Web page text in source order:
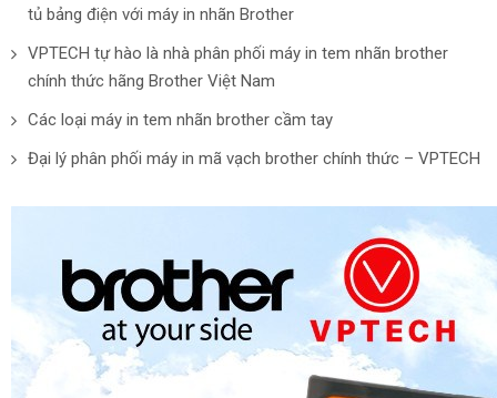
tủ bảng điện với máy in nhãn Brother
VPTECH tự hào là nhà phân phối máy in tem nhãn brother
chính thức hãng Brother Việt Nam
Các loại máy in tem nhãn brother cầm tay
Đại lý phân phối máy in mã vạch brother chính thức – VPTECH